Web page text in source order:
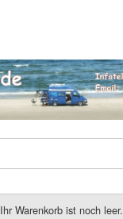
Ihr Warenkorb ist noch leer.